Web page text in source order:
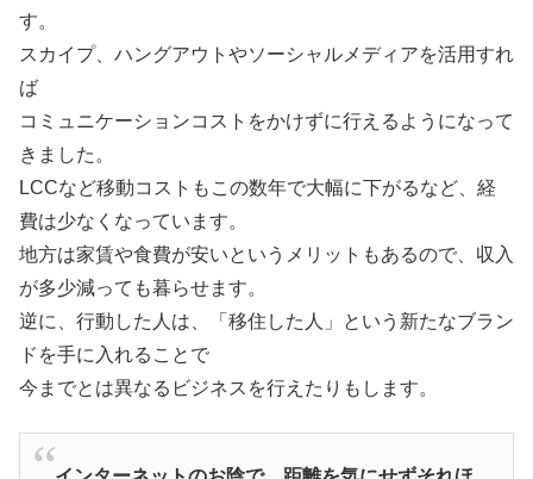
す。
スカイプ、ハングアウトやソーシャルメディアを活用すれ
ば
コミュニケーションコストをかけずに行えるようになって
きました。
LCCなど移動コストもこの数年で大幅に下がるなど、経
費は少なくなっています。
地方は家賃や食費が安いというメリットもあるので、収入
が多少減っても暮らせます。
逆に、行動した人は、「移住した人」という新たなブラン
ドを手に入れることで
今までとは異なるビジネスを行えたりもします。